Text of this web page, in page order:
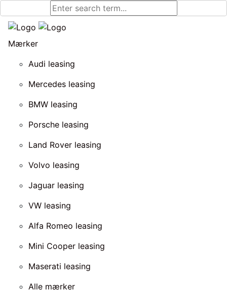
Mærker
Audi leasing
Mercedes leasing
BMW leasing
Porsche leasing
Land Rover leasing
Volvo leasing
Jaguar leasing
VW leasing
Alfa Romeo leasing
Mini Cooper leasing
Maserati leasing
Alle mærker